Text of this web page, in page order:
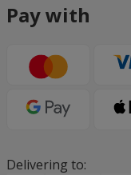
Pay with
Delivering to: